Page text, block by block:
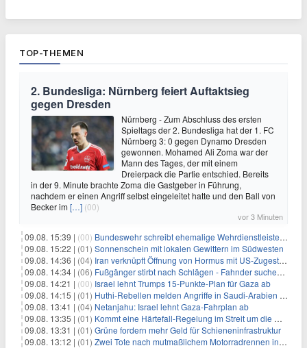
TOP-THEMEN
2. Bundesliga: Nürnberg feiert Auftaktsieg
gegen Dresden
Nürnberg - Zum Abschluss des ersten
Spieltags der 2. Bundesliga hat der 1. FC
Nürnberg 3: 0 gegen Dynamo Dresden
gewonnen. Mohamed Ali Zoma war der
Mann des Tages, der mit einem
Dreierpack die Partie entschied. Bereits
in der 9. Minute brachte Zoma die Gastgeber in Führung,
nachdem er einen Angriff selbst eingeleitet hatte und den Ball von
Becker im[…] (00)
vor 3 Minuten
09.08. 15:39 | (00) Bundeswehr schreibt ehemalige Wehrdienstleistende an
09.08. 15:22 | (01) Sonnenschein mit lokalen Gewittern im Südwesten
09.08. 14:36 | (04) Iran verknüpft Öffnung von Hormus mit US-Zugeständnissen
09.08. 14:34 | (06) Fußgänger stirbt nach Schlägen - Fahnder suchen Autofahrer
09.08. 14:21 | (00) Israel lehnt Trumps 15-Punkte-Plan für Gaza ab
09.08. 14:15 | (01) Huthi-Rebellen melden Angriffe in Saudi-Arabien und im Jemen
09.08. 13:41 | (04) Netanjahu: Israel lehnt Gaza-Fahrplan ab
09.08. 13:35 | (01) Kommt eine Härtefall-Regelung im Streit um die Rente mit 63?
09.08. 13:31 | (01) Grüne fordern mehr Geld für Schieneninfrastruktur
09.08. 13:12 | (01) Zwei Tote nach mutmaßlichem Motorradrennen in Köln